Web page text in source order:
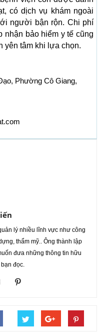
có dịch vụ khám ngoài
người bận rộn. Chi phí
nhận bảo hiểm y tế cũng
yên tâm khi lựa chọn.
Phường Cô Giang,
lý nhiều lĩnh vực như công
thẩm mỹ.. Ông thành lập
đưa những thông tin hữu
đọc.